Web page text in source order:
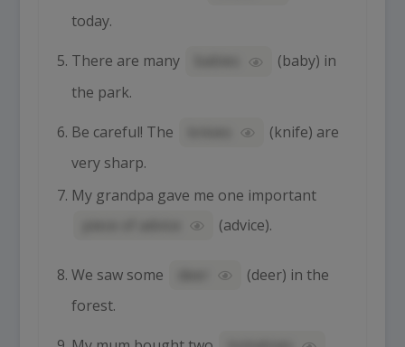
today.
There are many (baby) in
the park.
Be careful! The (knife) are
very sharp.
My grandpa gave me one important
(advice).
We saw some (deer) in the
forest.